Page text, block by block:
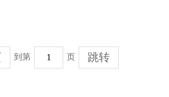
到第 页 跳转